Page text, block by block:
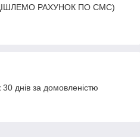
РАХУНОК ПО СМС)
днів за домовленістю